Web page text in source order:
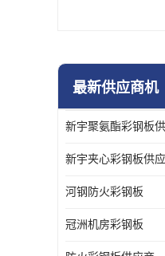
最新供应商机
新宇聚氨酯彩钢板
新宇夹心彩钢板供
河钢防火彩钢板
冠洲机房彩钢板